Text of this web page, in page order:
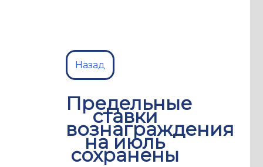
Назад
Предельные
ставки
вознаграждения
на июль
сохранены